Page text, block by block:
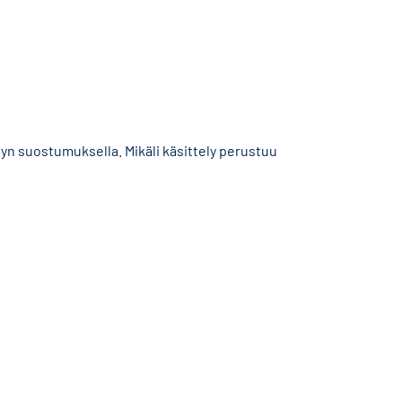
suostumuksella. Mikäli käsittely perustuu